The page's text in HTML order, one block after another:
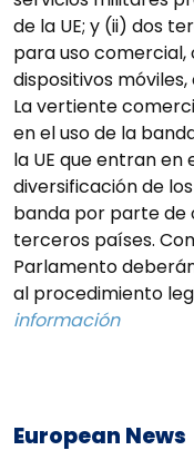
de la UE; y (ii) dos
para uso comercial,
dispositivos
La vertiente
en el uso de la
la UE que entran
diversificación de
banda por parte de
terceros países.
Parlamento
al procedimiento
información
European News